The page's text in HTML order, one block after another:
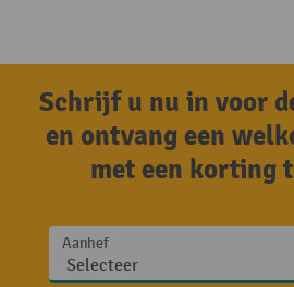
Schrijf u nu in voor
en ontvang een
met een korting
Aanhef